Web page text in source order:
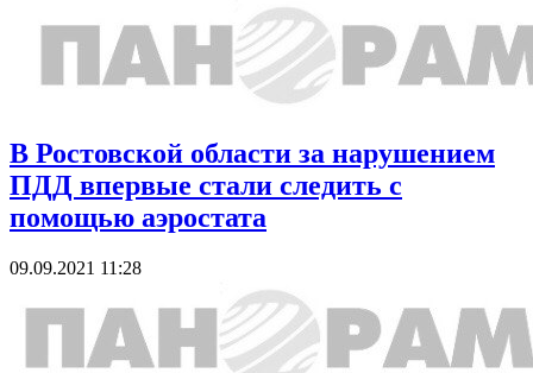
В Ростовской области за нарушением
ПДД впервые стали следить с
помощью аэростата
09.09.2021 11:28